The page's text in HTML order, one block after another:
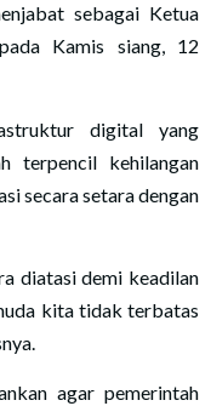
sebagai Ketua
Kamis siang, 12
digital yang
terpencil kehilangan
secara setara dengan
diatasi demi keadilan
kita tidak terbatas
agar pemerintah